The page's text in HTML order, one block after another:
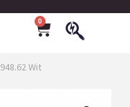
0
Wit